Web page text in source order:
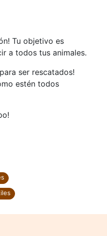
Tu objetivo es
a todos tus animales.
ser rescatados!
estén todos